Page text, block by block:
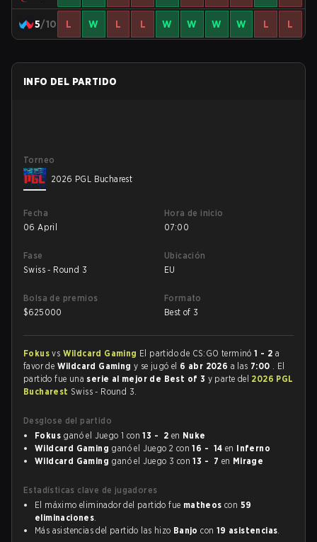
5/10 L W L L W W W W L L
INFO DEL PARTIDO
Torneo
2026 PGL Bucharest
Fecha
06 April
Hora de inicio
07:00
Fase
Swiss - Round 3
Ubicación
EU
Bolsa de premios
$625000
Formato
Best of 3
Fokusvs Wildcard Gaming El partido de CS:GO terminó1 - 2 a
favor de Wildcard Gamingy se jugó el 6 abr 2026 a las 7:00 . El
partido fue una serie al mejor de Best of 3 y parte del 2026 PGL
Bucharest Swiss - Round 3.
Desglose del partido
Fokus ganó el Juego 1 con13 - 2 en Nuke
Wildcard Gaming ganó el Juego 2 con16 - 14 en Inferno
Wildcard Gaming ganó el Juego 3 con13 - 7 en Mirage
Estadísticas clave de jugadores
El máximo eliminador del partido fue matheos con 59
eliminaciones.
Más asistencias del partido las hizo Banjo con 19 asistencias.